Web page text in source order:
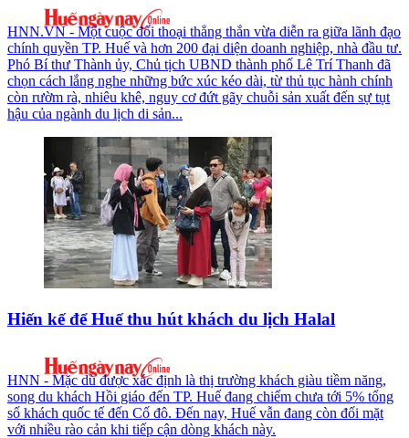
HNN.VN - Một cuộc đối thoại thẳng thắn vừa diễn ra giữa lãnh đạo
chính quyền TP. Huế và hơn 200 đại diện doanh nghiệp, nhà đầu tư.
Phó Bí thư Thành ủy, Chủ tịch UBND thành phố Lê Trí Thanh đã
chọn cách lắng nghe những bức xúc kéo dài, từ thủ tục hành chính
còn rườm rà, nhiêu khê, nguy cơ đứt gãy chuỗi sản xuất đến sự tụt
hậu của ngành du lịch di sản...
Hiến kế để Huế thu hút khách du lịch Halal
HNN - Mặc dù được xác định là thị trường khách giàu tiềm năng,
song du khách Hồi giáo đến TP. Huế đang chiếm chưa tới 5% tổng
số khách quốc tế đến Cố đô. Đến nay, Huế vẫn đang còn đối mặt
với nhiều rào cản khi tiếp cận dòng khách này.